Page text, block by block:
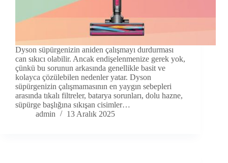
Dyson süpürgenizin aniden çalışmayı durdurması
can sıkıcı olabilir. Ancak endişelenmenize gerek yok,
çünkü bu sorunun arkasında genellikle basit ve
kolayca çözülebilen nedenler yatar. Dyson
süpürgenizin çalışmamasının en yaygın sebepleri
arasında tıkalı filtreler, batarya sorunları, dolu hazne,
süpürge başlığına sıkışan cisimler…
admin
13 Aralık 2025